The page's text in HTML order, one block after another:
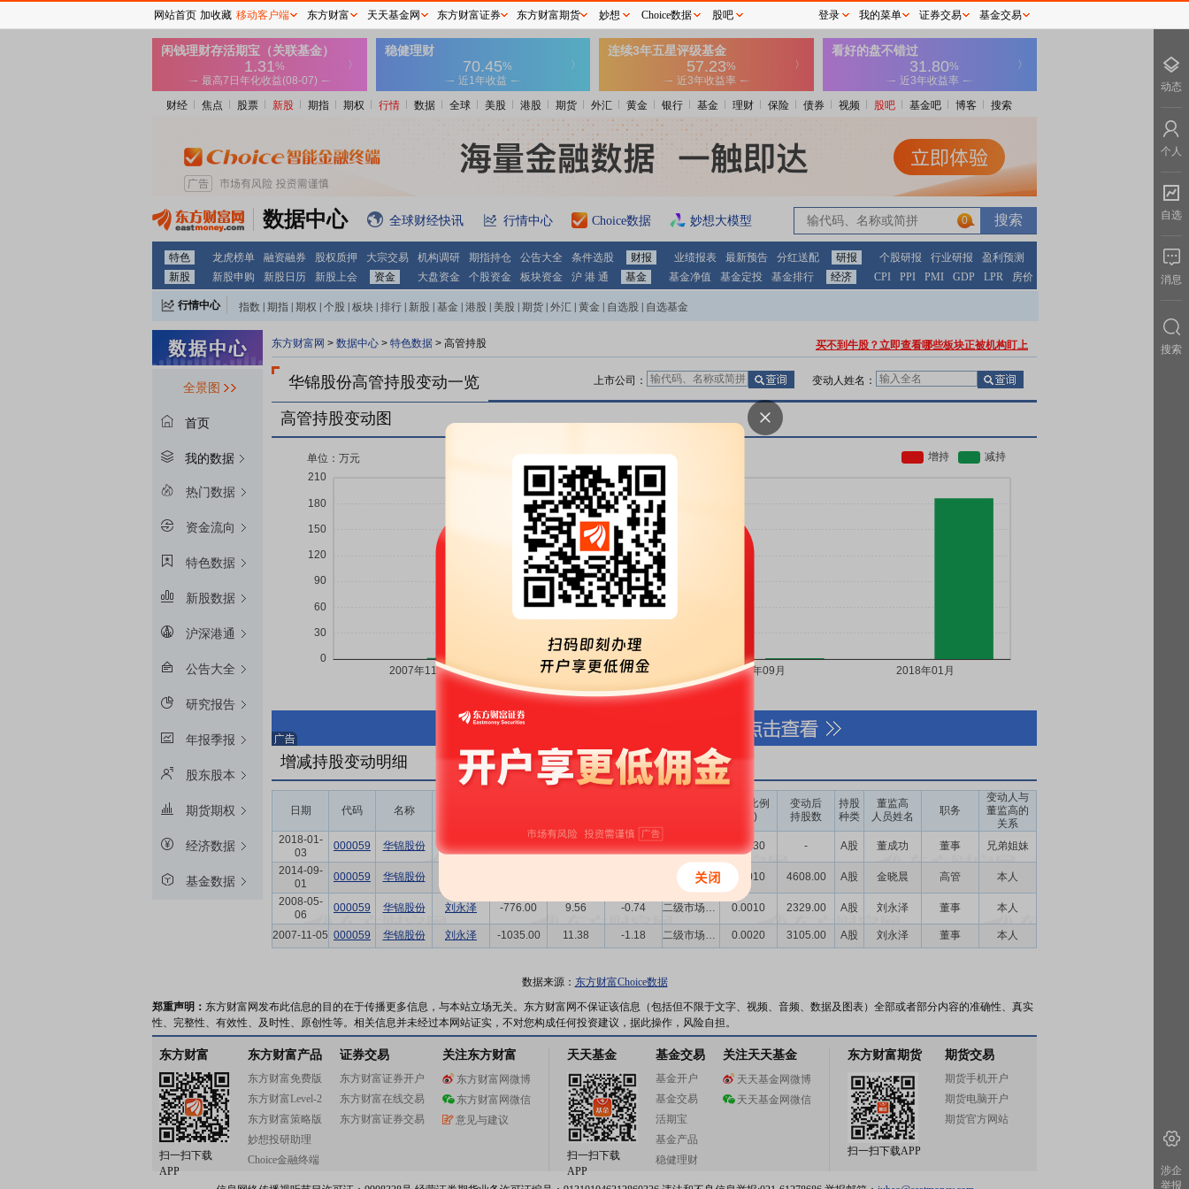
财经 焦点 股票 新股 期指 期权 行情 数据 全球 美股 港股 期货 外汇 黄金 银行 基金 理财 保险 债券 视频 股吧 基金吧 博客 搜索
数据中心 全球财经快讯 行情中心 Choice数据 妙想大模型 0
特色 龙虎榜单 融资融券 股权质押 大宗交易 机构调研 期指持仓 公告大全 条件选股 财报 业绩报表 最新预告 分红送配 研报 个股研报 行业研报
盈利预测
新股
新股申购 新股日历 新股上会 资金 大盘资金 个股资金 板块资金 沪 港 通 基金 基金净值 基金定投 基金排行 经济 CPI PPI PMI GDP LPR 房价
行情中心 指数 期指 期权 个股 板块 排行 新股 基金 港股 美股 期货 外汇 黄金 自选股 自选基金
全景图
首页
我的数据
热门数据
资金流向
特色数据
新股数据
沪深港通
公告大全
研究报告
年报季报
股东股本
期货期权
经济数据
基金数据
东方财富网 > 数据中心 > 特色数据 > 高管持股 买不到牛股？立即查看哪些板块正被机构盯上
华锦股份高管持股变动一览 变动人姓名：
上市公司：
高管持股变动图
按股份金额(万元) 按股份数量(万股)
增减持股变动明细
日期 代码 名称
变动比例
(‰)
变动后
持股数
持股
种类
董监高
人员姓名
职务
变动人与
董监高的
关系
2018-01-
03
000059 华锦股份 董成文 -18.00万 10.34 -186.12 竞价交易 0.1130 - A股 董成功 董事
兄弟姐妹
2014-09-
01
000059 华锦股份 竞价交易 0.0010 4608.00 A股 金晓晨 高管
本人
2008-05-
06
000059 华锦股份 刘永泽 -776.00 9.56 -0.74 二级市场买卖 0.0010 2329.00 A股 刘永泽 董事 本人
2007-11-05 000059 华锦股份 刘永泽 -1035.00 11.38 -1.18 二级市场买卖 0.0020 3105.00 A股 刘永泽 董事 本人
数据来源： 东方财富Choice数据
郑重声明： 东方财富网发布此信息的目的在于传播更多信息，与本站立场无关。东方财富网不保证该信息（包括但不限于文字、视频、音频、数据及图表）全部或者部分内容的准确性、真实
性、完整性、有效性、及时性、原创性等。相关信息并未经过本网站证实，不对您构成任何投资建议，据此操作，风险自担。
东方财富
扫一扫下载
APP
东方财富产品
东方财富免费版
东方财富Level-2
东方财富策略版
妙想投研助理
Choice金融终端
证券交易
东方财富证券开户
东方财富在线交易
东方财富证券交易
关注东方财富
东方财富网微博
东方财富网微信
意见与建议
天天基金
扫一扫下载
APP
基金交易
基金开户
基金交易
活期宝
基金产品
稳健理财
关注天天基金
天天基金网微博
天天基金网微信
东方财富期货
扫一扫下载APP
期货交易
期货手机开户
期货电脑开户
期货官方网站
网站首页 加收藏 移动客户端 东方财富 天天基金网 东方财富证券 东方财富期货 妙想 Choice数据 股吧 登录 我的菜单 证券交易 基金交易
动态
个人
自选
消息
搜索
涉企
举报